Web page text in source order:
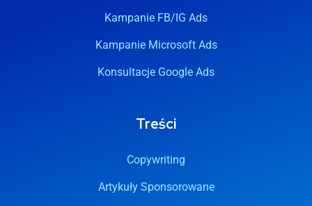
Kampanie FB/IG Ads
Kampanie Microsoft Ads
Konsultacje Google Ads
Treści
Copywriting
Artykuły Sponsorowane